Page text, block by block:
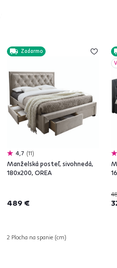
Zadarmo
4,7 11
Manželská posteľ, sivohnedá,
180x200, OREA
489 €
2 Plocha na spanie (cm)